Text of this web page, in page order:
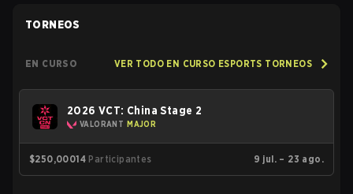
TORNEOS
EN CURSO VER TODO EN CURSO ESPORTS TORNEOS
2026 VCT: China Stage 2
VALORANT MAJOR
$250,00014 Participantes 9 jul. – 23 ago.